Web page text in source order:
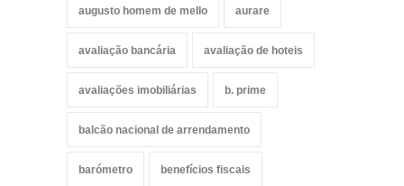
augusto homem de mello aurare
avaliação bancária avaliação de hoteis
avaliações imobiliárias b. prime
balcão nacional de arrendamento
barómetro benefícios fiscais